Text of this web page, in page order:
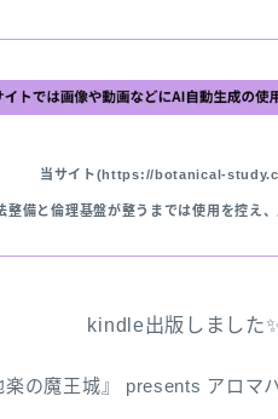
当サイト(https://botanical-
整備と倫理基盤が整うまでは使用を控え
kindle出版しました
楽の魔王城』 presents アロマ